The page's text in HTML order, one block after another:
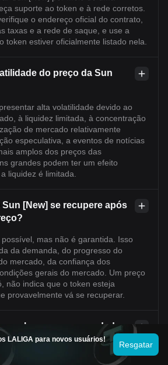
suporte ao token e à rede corretos.
o endereço oficial do contrato,
taxas e a rede de saque, e use a
token estiver oficialmente listado nela.
do preço da Sun
alta volatilidade devido ao
à liquidez limitada, à concentração
de mercado relativamente
especulativa, a eventos de notícias
amplos dos preços das
grandes podem ter um efeito
liquidez é limitada.
Sun [New] se recupere após
mas não é garantida. Isso
da demanda, do progresso do
mercado, da confiança dos
gerais do mercado. Um preço
não indica que o token esteja
provavelmente vá se recuperar.
o preço e os dados
[New]?
por meio de um provedor confiável
LALIGA para novos usuários!
Resgatar